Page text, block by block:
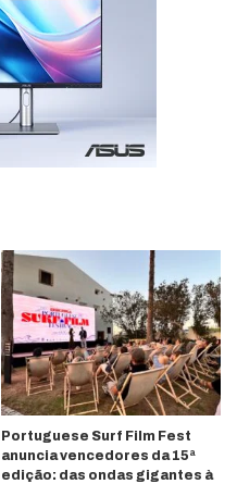
Portuguese Surf Film Fest
anuncia vencedores da 15ª
edição: das ondas gigantes à